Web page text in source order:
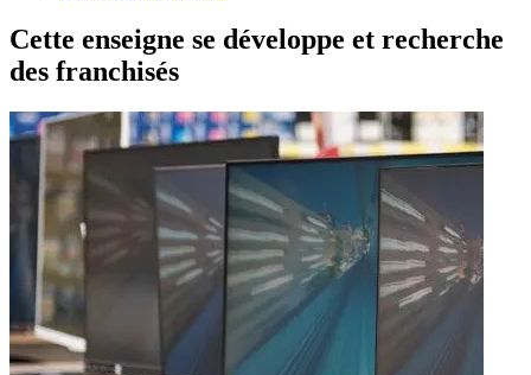
Cette enseigne se développe et recherche
des franchisés